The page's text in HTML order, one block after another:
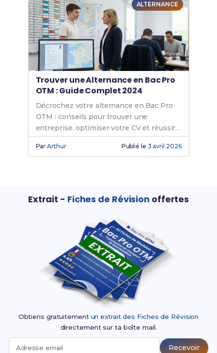
ALTERNANCE
Trouver une Alternance en Bac Pro
OTM : Guide Complet 2024
Décrochez votre alternance en Bac Pro
OTM : conseils pour trouver une
entreprise, optimiser votre CV et réussir
vos entretiens en transport-logistique.
ParArthur Publié le 3 avril 2026
Extrait - Fiches de Révision offertes
Obtiens gratuitement un extrait des Fiches de Révision
directement sur ta boîte mail.
Adresse email Recevoir